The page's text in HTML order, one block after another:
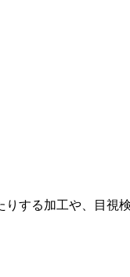
する加工や、目視